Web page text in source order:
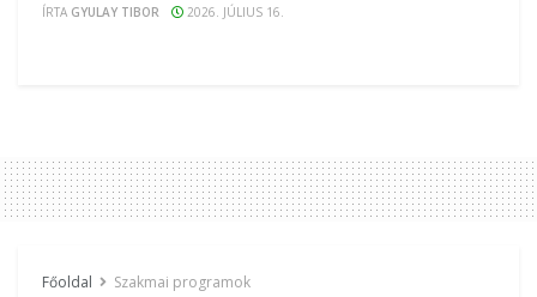
ÍRTA GYULAY TIBOR 2026. JÚLIUS 16.
Főoldal Szakmai programok